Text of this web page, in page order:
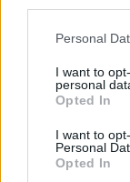
Personal
I want to
personal
Opted In
I want to
Personal
Opted In
O detido foi
LOCAL
posse de